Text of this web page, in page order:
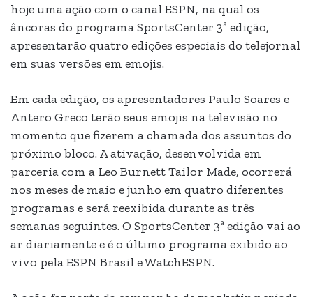
hoje uma ação com o canal ESPN, na qual os
âncoras do programa SportsCenter 3ª edição,
apresentarão quatro edições especiais do telejornal
em suas versões em emojis.
Em cada edição, os apresentadores Paulo Soares e
Antero Greco terão seus emojis na televisão no
momento que fizerem a chamada dos assuntos do
próximo bloco. A ativação, desenvolvida em
parceria com a Leo Burnett Tailor Made, ocorrerá
nos meses de maio e junho em quatro diferentes
programas e será reexibida durante as três
semanas seguintes. O SportsCenter 3ª edição vai ao
ar diariamente e é o último programa exibido ao
vivo pela ESPN Brasil e WatchESPN.